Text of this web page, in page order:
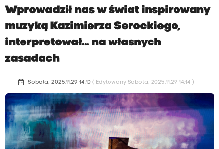
Wprowadził nas w świat inspirowany
muzyką Kazimierza Serockiego,
interpretował... na własnych
zasadach
date_range Sobota, 2025.11.29 14:10 ( Edytowany Sobota, 2025.11.29 14:14 )